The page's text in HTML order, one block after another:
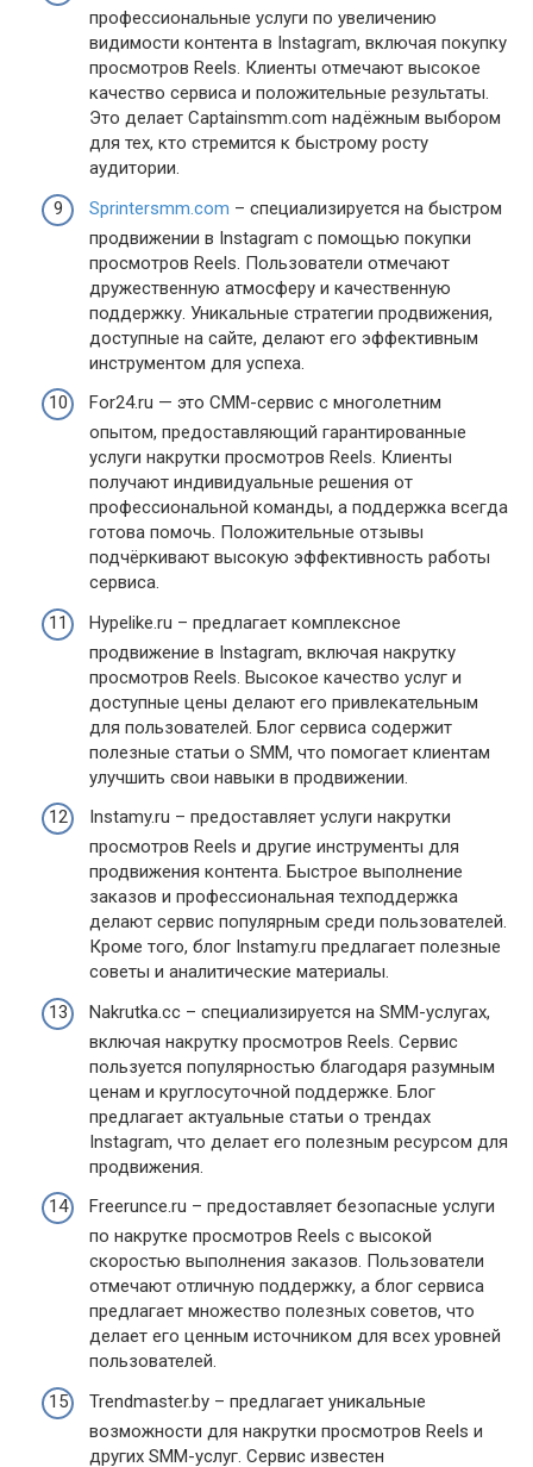
профессиональные услуги по увеличению
видимости контента в Instagram, включая покупку
просмотров Reels. Клиенты отмечают высокое
качество сервиса и положительные результаты.
Это делает Captainsmm.com надёжным выбором
для тех, кто стремится к быстрому росту
аудитории.
Sprintersmm.com – специализируется на быстром
продвижении в Instagram с помощью покупки
просмотров Reels. Пользователи отмечают
дружественную атмосферу и качественную
поддержку. Уникальные стратегии продвижения,
доступные на сайте, делают его эффективным
инструментом для успеха.
For24.ru — это СММ-сервис с многолетним
опытом, предоставляющий гарантированные
услуги накрутки просмотров Reels. Клиенты
получают индивидуальные решения от
профессиональной команды, а поддержка всегда
готова помочь. Положительные отзывы
подчёркивают высокую эффективность работы
сервиса.
Hypelike.ru – предлагает комплексное
продвижение в Instagram, включая накрутку
просмотров Reels. Высокое качество услуг и
доступные цены делают его привлекательным
для пользователей. Блог сервиса содержит
полезные статьи о SMM, что помогает клиентам
улучшить свои навыки в продвижении.
Instamy.ru – предоставляет услуги накрутки
просмотров Reels и другие инструменты для
продвижения контента. Быстрое выполнение
заказов и профессиональная техподдержка
делают сервис популярным среди пользователей.
Кроме того, блог Instamy.ru предлагает полезные
советы и аналитические материалы.
Nakrutka.cc – специализируется на SMM-услугах,
включая накрутку просмотров Reels. Сервис
пользуется популярностью благодаря разумным
ценам и круглосуточной поддержке. Блог
предлагает актуальные статьи о трендах
Instagram, что делает его полезным ресурсом для
продвижения.
Freerunce.ru – предоставляет безопасные услуги
по накрутке просмотров Reels с высокой
скоростью выполнения заказов. Пользователи
отмечают отличную поддержку, а блог сервиса
предлагает множество полезных советов, что
делает его ценным источником для всех уровней
пользователей.
Trendmaster.by – предлагает уникальные
возможности для накрутки просмотров Reels и
других SMM-услуг. Сервис известен